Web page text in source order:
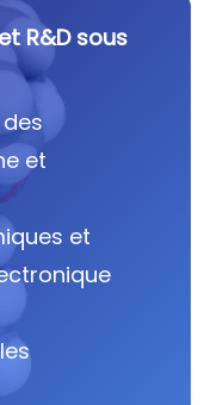
R&D sous
et
et